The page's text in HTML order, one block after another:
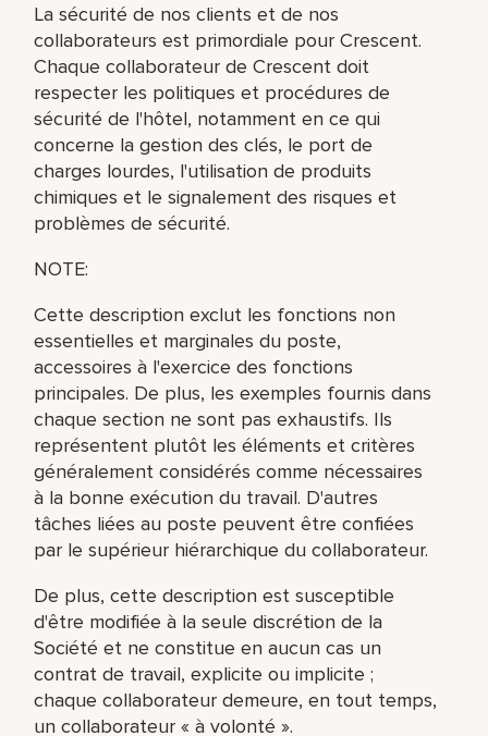
La sécurité de nos clients et de nos
collaborateurs est primordiale pour Crescent.
Chaque collaborateur de Crescent doit
respecter les politiques et procédures de
sécurité de l'hôtel, notamment en ce qui
concerne la gestion des clés, le port de
charges lourdes, l'utilisation de produits
chimiques et le signalement des risques et
problèmes de sécurité.
NOTE:
Cette description exclut les fonctions non
essentielles et marginales du poste,
accessoires à l'exercice des fonctions
principales. De plus, les exemples fournis dans
chaque section ne sont pas exhaustifs. Ils
représentent plutôt les éléments et critères
généralement considérés comme nécessaires
à la bonne exécution du travail. D'autres
tâches liées au poste peuvent être confiées
par le supérieur hiérarchique du collaborateur.
De plus, cette description est susceptible
d'être modifiée à la seule discrétion de la
Société et ne constitue en aucun cas un
contrat de travail, explicite ou implicite ;
chaque collaborateur demeure, en tout temps,
un collaborateur « à volonté ».